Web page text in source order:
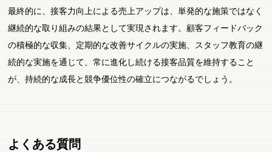
最終的に、接客力向上による売上アップは、単発的な施策ではなく
継続的な取り組みの結果として実現されます。顧客フィードバック
の積極的な収集、定期的な改善サイクルの実施、スタッフ教育の継
続的な実施を通じて、常に進化し続ける接客品質を維持すること
が、持続的な成長と競争優位性の確立につながるでしょう。
よくある質問